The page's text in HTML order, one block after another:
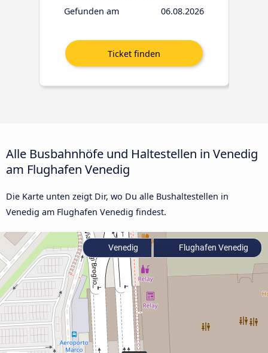
Gefunden am
06.08.2026
Alle Busbahnhöfe und Haltestellen in Venedig
am Flughafen Venedig
Die Karte unten zeigt Dir, wo Du alle Bushaltestellen in
Venedig am Flughafen Venedig findest.
Venedig Flughafen Venedig